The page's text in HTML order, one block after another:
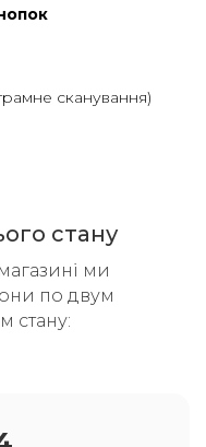
сканування)
стану
ми
по двум
стану: